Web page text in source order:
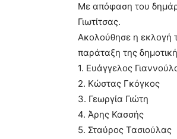
Με απόφαση του
Γιωτίτσας.
Ακολούθησε η εκλογή
παράταξη της
1. Ευάγγελος
2. Κώστας Γκόγκος
3. Γεωργία Γιώτη
4. Άρης Κασσής
5. Σταύρος Τασιούλας